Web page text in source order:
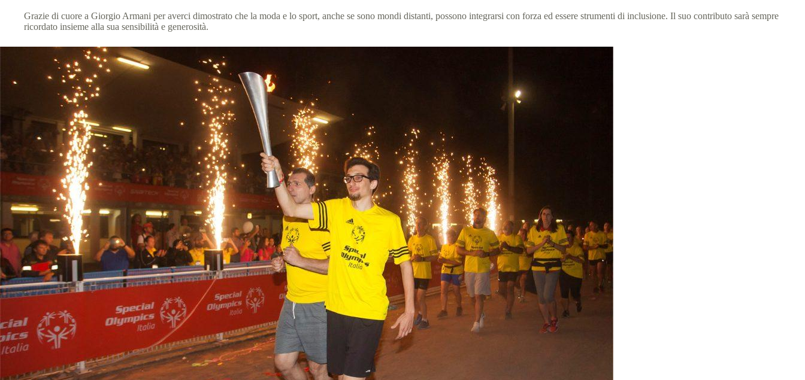
Grazie di cuore a Giorgio Armani per averci dimostrato che la moda e lo sport, anche se sono mondi distanti, possono integrarsi con forza ed essere strumenti di inclusione. Il suo contributo sarà sempre
ricordato insieme alla sua sensibilità e generosità.